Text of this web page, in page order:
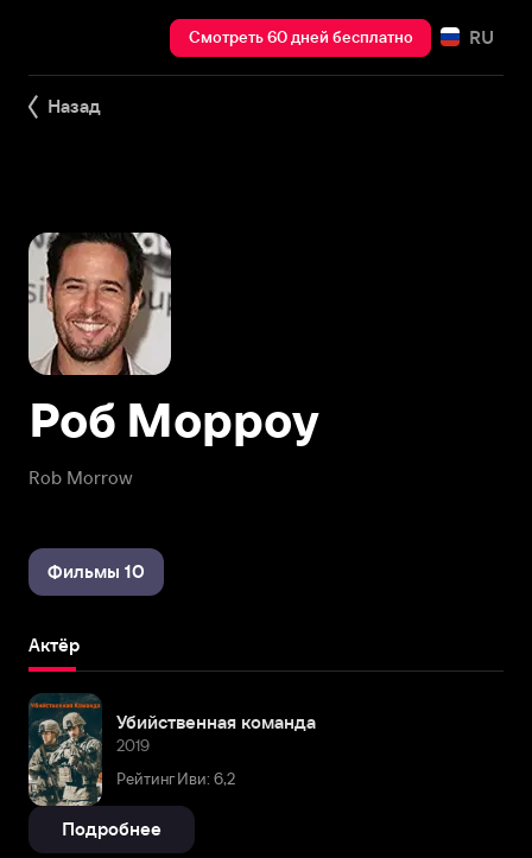
Смотреть 60 дней бесплатно RU
Назад
Rob Morrow
Роб Морроу
Фильмы 10
Актёр
Убийственная команда
2019
Рейтинг Иви: 6,2
Подробнее